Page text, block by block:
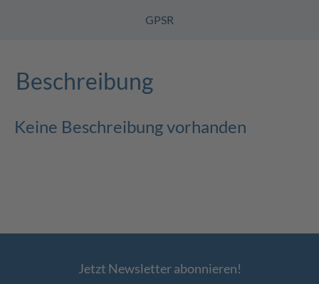
GPSR
Beschreibung
Keine Beschreibung vorhanden
Jetzt Newsletter abonnieren!